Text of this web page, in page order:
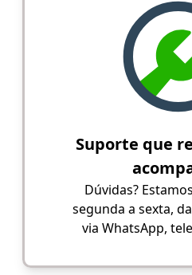
Suporte que
Dúvidas?
segunda a sexta,
via WhatsApp,